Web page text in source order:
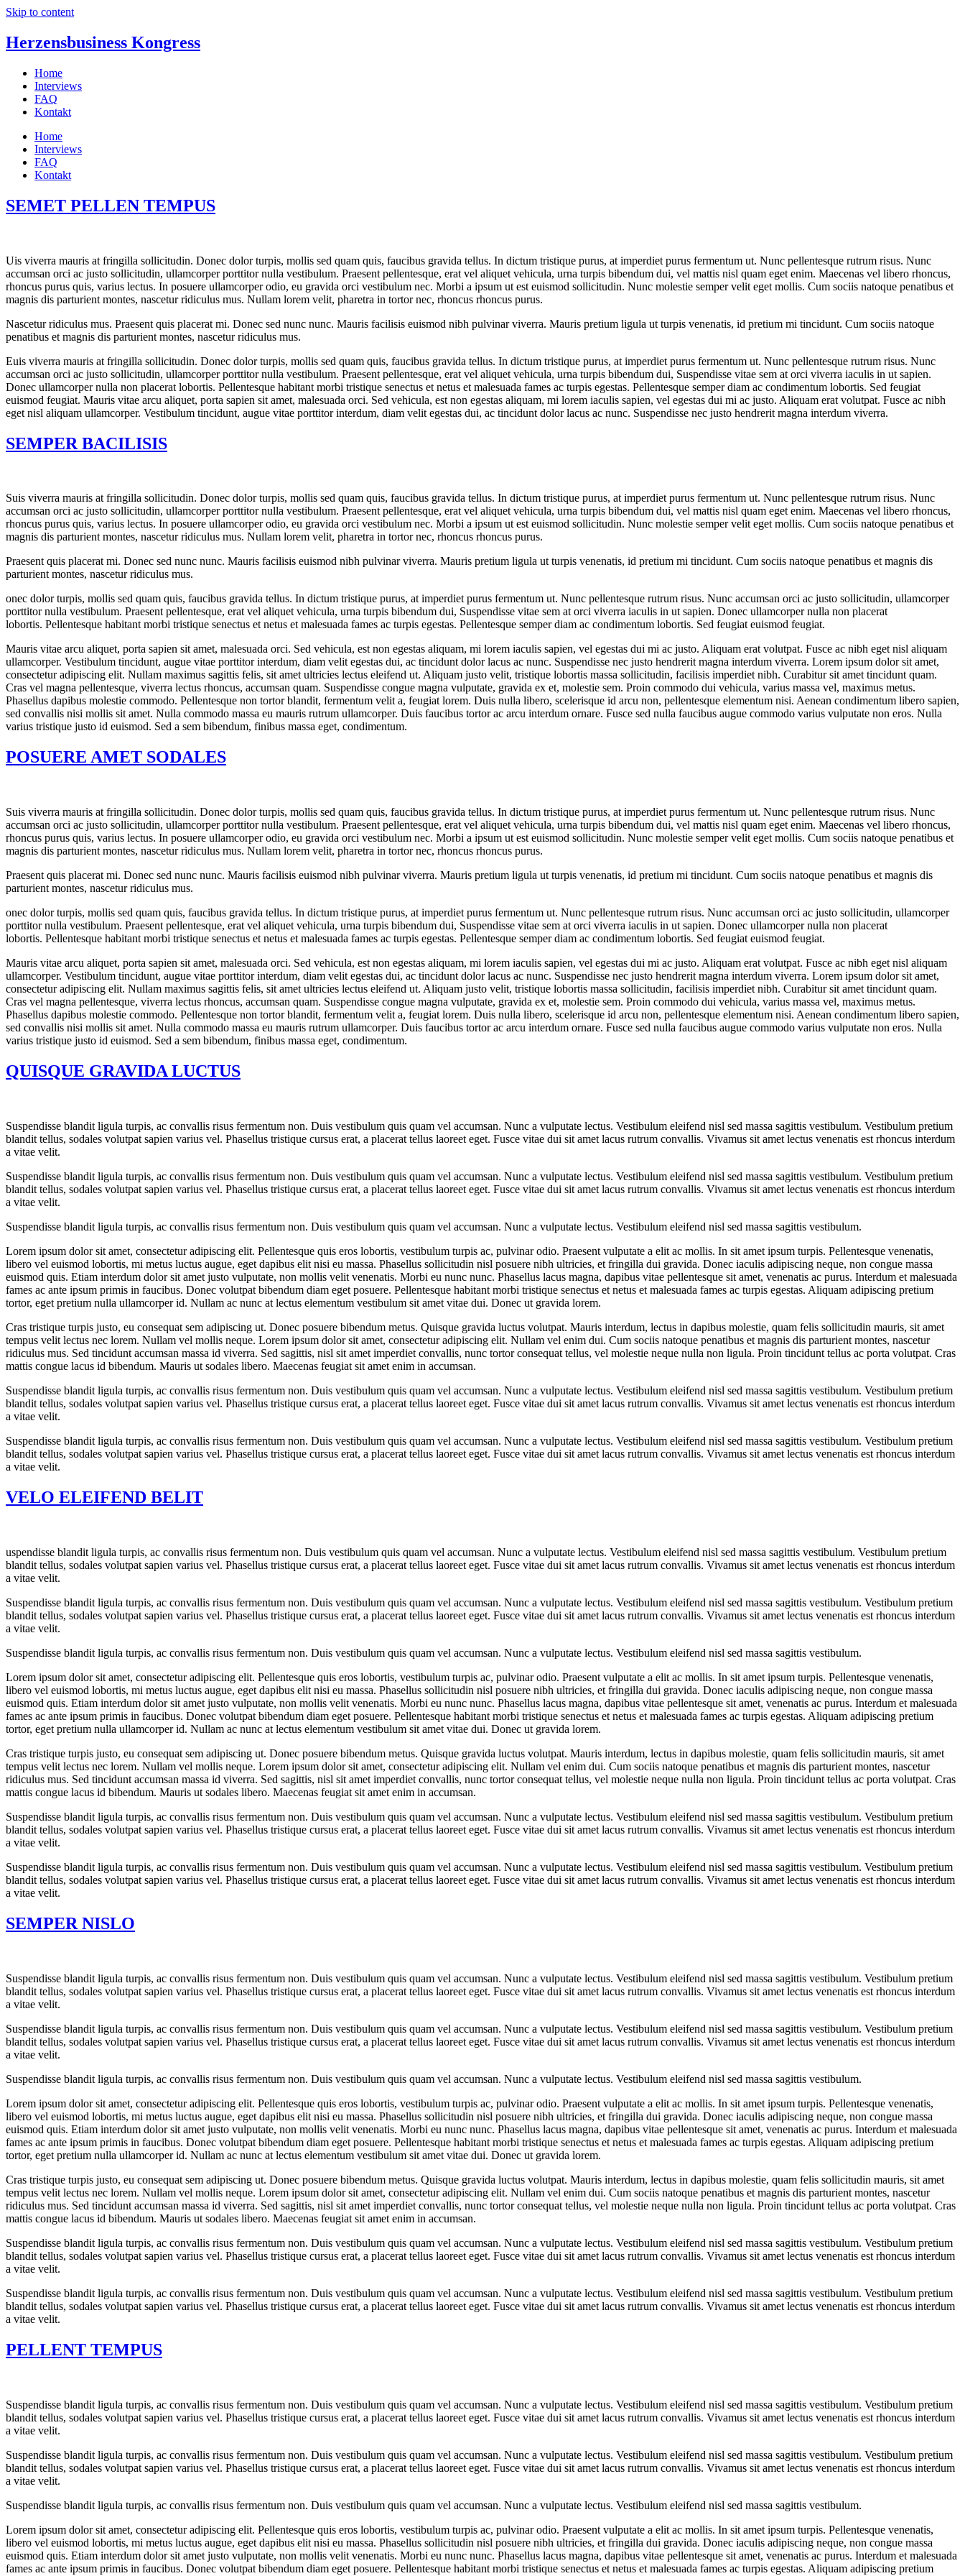
Skip to content
Herzensbusiness Kongress
Home
Interviews
FAQ
Kontakt
Home
Interviews
FAQ
Kontakt
SEMET PELLEN TEMPUS
Uis viverra mauris at fringilla sollicitudin. Donec dolor turpis, mollis sed quam quis, faucibus gravida tellus. In dictum tristique purus, at imperdiet purus fermentum ut. Nunc pellentesque rutrum risus. Nunc
accumsan orci ac justo sollicitudin, ullamcorper porttitor nulla vestibulum. Praesent pellentesque, erat vel aliquet vehicula, urna turpis bibendum dui, vel mattis nisl quam eget enim. Maecenas vel libero rhoncus,
rhoncus purus quis, varius lectus. In posuere ullamcorper odio, eu gravida orci vestibulum nec. Morbi a ipsum ut est euismod sollicitudin. Nunc molestie semper velit eget mollis. Cum sociis natoque penatibus et
magnis dis parturient montes, nascetur ridiculus mus. Nullam lorem velit, pharetra in tortor nec, rhoncus rhoncus purus.
Nascetur ridiculus mus. Praesent quis placerat mi. Donec sed nunc nunc. Mauris facilisis euismod nibh pulvinar viverra. Mauris pretium ligula ut turpis venenatis, id pretium mi tincidunt. Cum sociis natoque
penatibus et magnis dis parturient montes, nascetur ridiculus mus.
Euis viverra mauris at fringilla sollicitudin. Donec dolor turpis, mollis sed quam quis, faucibus gravida tellus. In dictum tristique purus, at imperdiet purus fermentum ut. Nunc pellentesque rutrum risus. Nunc
accumsan orci ac justo sollicitudin, ullamcorper porttitor nulla vestibulum. Praesent pellentesque, erat vel aliquet vehicula, urna turpis bibendum dui, Suspendisse vitae sem at orci viverra iaculis in ut sapien.
Donec ullamcorper nulla non placerat lobortis. Pellentesque habitant morbi tristique senectus et netus et malesuada fames ac turpis egestas. Pellentesque semper diam ac condimentum lobortis. Sed feugiat
euismod feugiat. Mauris vitae arcu aliquet, porta sapien sit amet, malesuada orci. Sed vehicula, est non egestas aliquam, mi lorem iaculis sapien, vel egestas dui mi ac justo. Aliquam erat volutpat. Fusce ac nibh
eget nisl aliquam ullamcorper. Vestibulum tincidunt, augue vitae porttitor interdum, diam velit egestas dui, ac tincidunt dolor lacus ac nunc. Suspendisse nec justo hendrerit magna interdum viverra.
SEMPER BACILISIS
Suis viverra mauris at fringilla sollicitudin. Donec dolor turpis, mollis sed quam quis, faucibus gravida tellus. In dictum tristique purus, at imperdiet purus fermentum ut. Nunc pellentesque rutrum risus. Nunc
accumsan orci ac justo sollicitudin, ullamcorper porttitor nulla vestibulum. Praesent pellentesque, erat vel aliquet vehicula, urna turpis bibendum dui, vel mattis nisl quam eget enim. Maecenas vel libero rhoncus,
rhoncus purus quis, varius lectus. In posuere ullamcorper odio, eu gravida orci vestibulum nec. Morbi a ipsum ut est euismod sollicitudin. Nunc molestie semper velit eget mollis. Cum sociis natoque penatibus et
magnis dis parturient montes, nascetur ridiculus mus. Nullam lorem velit, pharetra in tortor nec, rhoncus rhoncus purus.
Praesent quis placerat mi. Donec sed nunc nunc. Mauris facilisis euismod nibh pulvinar viverra. Mauris pretium ligula ut turpis venenatis, id pretium mi tincidunt. Cum sociis natoque penatibus et magnis dis
parturient montes, nascetur ridiculus mus.
onec dolor turpis, mollis sed quam quis, faucibus gravida tellus. In dictum tristique purus, at imperdiet purus fermentum ut. Nunc pellentesque rutrum risus. Nunc accumsan orci ac justo sollicitudin, ullamcorper
porttitor nulla vestibulum. Praesent pellentesque, erat vel aliquet vehicula, urna turpis bibendum dui, Suspendisse vitae sem at orci viverra iaculis in ut sapien. Donec ullamcorper nulla non placerat
lobortis. Pellentesque habitant morbi tristique senectus et netus et malesuada fames ac turpis egestas. Pellentesque semper diam ac condimentum lobortis. Sed feugiat euismod feugiat.
Mauris vitae arcu aliquet, porta sapien sit amet, malesuada orci. Sed vehicula, est non egestas aliquam, mi lorem iaculis sapien, vel egestas dui mi ac justo. Aliquam erat volutpat. Fusce ac nibh eget nisl aliquam
ullamcorper. Vestibulum tincidunt, augue vitae porttitor interdum, diam velit egestas dui, ac tincidunt dolor lacus ac nunc. Suspendisse nec justo hendrerit magna interdum viverra. Lorem ipsum dolor sit amet,
consectetur adipiscing elit. Nullam maximus sagittis felis, sit amet ultricies lectus eleifend ut. Aliquam justo velit, tristique lobortis massa sollicitudin, facilisis imperdiet nibh. Curabitur sit amet tincidunt quam.
Cras vel magna pellentesque, viverra lectus rhoncus, accumsan quam. Suspendisse congue magna vulputate, gravida ex et, molestie sem. Proin commodo dui vehicula, varius massa vel, maximus metus.
Phasellus dapibus molestie commodo. Pellentesque non tortor blandit, fermentum velit a, feugiat lorem. Duis nulla libero, scelerisque id arcu non, pellentesque elementum nisi. Aenean condimentum libero sapien,
sed convallis nisi mollis sit amet. Nulla commodo massa eu mauris rutrum ullamcorper. Duis faucibus tortor ac arcu interdum ornare. Fusce sed nulla faucibus augue commodo varius vulputate non eros. Nulla
varius tristique justo id euismod. Sed a sem bibendum, finibus massa eget, condimentum.
POSUERE AMET SODALES
Suis viverra mauris at fringilla sollicitudin. Donec dolor turpis, mollis sed quam quis, faucibus gravida tellus. In dictum tristique purus, at imperdiet purus fermentum ut. Nunc pellentesque rutrum risus. Nunc
accumsan orci ac justo sollicitudin, ullamcorper porttitor nulla vestibulum. Praesent pellentesque, erat vel aliquet vehicula, urna turpis bibendum dui, vel mattis nisl quam eget enim. Maecenas vel libero rhoncus,
rhoncus purus quis, varius lectus. In posuere ullamcorper odio, eu gravida orci vestibulum nec. Morbi a ipsum ut est euismod sollicitudin. Nunc molestie semper velit eget mollis. Cum sociis natoque penatibus et
magnis dis parturient montes, nascetur ridiculus mus. Nullam lorem velit, pharetra in tortor nec, rhoncus rhoncus purus.
Praesent quis placerat mi. Donec sed nunc nunc. Mauris facilisis euismod nibh pulvinar viverra. Mauris pretium ligula ut turpis venenatis, id pretium mi tincidunt. Cum sociis natoque penatibus et magnis dis
parturient montes, nascetur ridiculus mus.
onec dolor turpis, mollis sed quam quis, faucibus gravida tellus. In dictum tristique purus, at imperdiet purus fermentum ut. Nunc pellentesque rutrum risus. Nunc accumsan orci ac justo sollicitudin, ullamcorper
porttitor nulla vestibulum. Praesent pellentesque, erat vel aliquet vehicula, urna turpis bibendum dui, Suspendisse vitae sem at orci viverra iaculis in ut sapien. Donec ullamcorper nulla non placerat
lobortis. Pellentesque habitant morbi tristique senectus et netus et malesuada fames ac turpis egestas. Pellentesque semper diam ac condimentum lobortis. Sed feugiat euismod feugiat.
Mauris vitae arcu aliquet, porta sapien sit amet, malesuada orci. Sed vehicula, est non egestas aliquam, mi lorem iaculis sapien, vel egestas dui mi ac justo. Aliquam erat volutpat. Fusce ac nibh eget nisl aliquam
ullamcorper. Vestibulum tincidunt, augue vitae porttitor interdum, diam velit egestas dui, ac tincidunt dolor lacus ac nunc. Suspendisse nec justo hendrerit magna interdum viverra. Lorem ipsum dolor sit amet,
consectetur adipiscing elit. Nullam maximus sagittis felis, sit amet ultricies lectus eleifend ut. Aliquam justo velit, tristique lobortis massa sollicitudin, facilisis imperdiet nibh. Curabitur sit amet tincidunt quam.
Cras vel magna pellentesque, viverra lectus rhoncus, accumsan quam. Suspendisse congue magna vulputate, gravida ex et, molestie sem. Proin commodo dui vehicula, varius massa vel, maximus metus.
Phasellus dapibus molestie commodo. Pellentesque non tortor blandit, fermentum velit a, feugiat lorem. Duis nulla libero, scelerisque id arcu non, pellentesque elementum nisi. Aenean condimentum libero sapien,
sed convallis nisi mollis sit amet. Nulla commodo massa eu mauris rutrum ullamcorper. Duis faucibus tortor ac arcu interdum ornare. Fusce sed nulla faucibus augue commodo varius vulputate non eros. Nulla
varius tristique justo id euismod. Sed a sem bibendum, finibus massa eget, condimentum.
QUISQUE GRAVIDA LUCTUS
Suspendisse blandit ligula turpis, ac convallis risus fermentum non. Duis vestibulum quis quam vel accumsan. Nunc a vulputate lectus. Vestibulum eleifend nisl sed massa sagittis vestibulum. Vestibulum pretium
blandit tellus, sodales volutpat sapien varius vel. Phasellus tristique cursus erat, a placerat tellus laoreet eget. Fusce vitae dui sit amet lacus rutrum convallis. Vivamus sit amet lectus venenatis est rhoncus interdum
a vitae velit.
Suspendisse blandit ligula turpis, ac convallis risus fermentum non. Duis vestibulum quis quam vel accumsan. Nunc a vulputate lectus. Vestibulum eleifend nisl sed massa sagittis vestibulum. Vestibulum pretium
blandit tellus, sodales volutpat sapien varius vel. Phasellus tristique cursus erat, a placerat tellus laoreet eget. Fusce vitae dui sit amet lacus rutrum convallis. Vivamus sit amet lectus venenatis est rhoncus interdum
a vitae velit.
Suspendisse blandit ligula turpis, ac convallis risus fermentum non. Duis vestibulum quis quam vel accumsan. Nunc a vulputate lectus. Vestibulum eleifend nisl sed massa sagittis vestibulum.
Lorem ipsum dolor sit amet, consectetur adipiscing elit. Pellentesque quis eros lobortis, vestibulum turpis ac, pulvinar odio. Praesent vulputate a elit ac mollis. In sit amet ipsum turpis. Pellentesque venenatis,
libero vel euismod lobortis, mi metus luctus augue, eget dapibus elit nisi eu massa. Phasellus sollicitudin nisl posuere nibh ultricies, et fringilla dui gravida. Donec iaculis adipiscing neque, non congue massa
euismod quis. Etiam interdum dolor sit amet justo vulputate, non mollis velit venenatis. Morbi eu nunc nunc. Phasellus lacus magna, dapibus vitae pellentesque sit amet, venenatis ac purus. Interdum et malesuada
fames ac ante ipsum primis in faucibus. Donec volutpat bibendum diam eget posuere. Pellentesque habitant morbi tristique senectus et netus et malesuada fames ac turpis egestas. Aliquam adipiscing pretium
tortor, eget pretium nulla ullamcorper id. Nullam ac nunc at lectus elementum vestibulum sit amet vitae dui. Donec ut gravida lorem.
Cras tristique turpis justo, eu consequat sem adipiscing ut. Donec posuere bibendum metus. Quisque gravida luctus volutpat. Mauris interdum, lectus in dapibus molestie, quam felis sollicitudin mauris, sit amet
tempus velit lectus nec lorem. Nullam vel mollis neque. Lorem ipsum dolor sit amet, consectetur adipiscing elit. Nullam vel enim dui. Cum sociis natoque penatibus et magnis dis parturient montes, nascetur
ridiculus mus. Sed tincidunt accumsan massa id viverra. Sed sagittis, nisl sit amet imperdiet convallis, nunc tortor consequat tellus, vel molestie neque nulla non ligula. Proin tincidunt tellus ac porta volutpat. Cras
mattis congue lacus id bibendum. Mauris ut sodales libero. Maecenas feugiat sit amet enim in accumsan.
Suspendisse blandit ligula turpis, ac convallis risus fermentum non. Duis vestibulum quis quam vel accumsan. Nunc a vulputate lectus. Vestibulum eleifend nisl sed massa sagittis vestibulum. Vestibulum pretium
blandit tellus, sodales volutpat sapien varius vel. Phasellus tristique cursus erat, a placerat tellus laoreet eget. Fusce vitae dui sit amet lacus rutrum convallis. Vivamus sit amet lectus venenatis est rhoncus interdum
a vitae velit.
Suspendisse blandit ligula turpis, ac convallis risus fermentum non. Duis vestibulum quis quam vel accumsan. Nunc a vulputate lectus. Vestibulum eleifend nisl sed massa sagittis vestibulum. Vestibulum pretium
blandit tellus, sodales volutpat sapien varius vel. Phasellus tristique cursus erat, a placerat tellus laoreet eget. Fusce vitae dui sit amet lacus rutrum convallis. Vivamus sit amet lectus venenatis est rhoncus interdum
a vitae velit.
VELO ELEIFEND BELIT
uspendisse blandit ligula turpis, ac convallis risus fermentum non. Duis vestibulum quis quam vel accumsan. Nunc a vulputate lectus. Vestibulum eleifend nisl sed massa sagittis vestibulum. Vestibulum pretium
blandit tellus, sodales volutpat sapien varius vel. Phasellus tristique cursus erat, a placerat tellus laoreet eget. Fusce vitae dui sit amet lacus rutrum convallis. Vivamus sit amet lectus venenatis est rhoncus interdum
a vitae velit.
Suspendisse blandit ligula turpis, ac convallis risus fermentum non. Duis vestibulum quis quam vel accumsan. Nunc a vulputate lectus. Vestibulum eleifend nisl sed massa sagittis vestibulum. Vestibulum pretium
blandit tellus, sodales volutpat sapien varius vel. Phasellus tristique cursus erat, a placerat tellus laoreet eget. Fusce vitae dui sit amet lacus rutrum convallis. Vivamus sit amet lectus venenatis est rhoncus interdum
a vitae velit.
Suspendisse blandit ligula turpis, ac convallis risus fermentum non. Duis vestibulum quis quam vel accumsan. Nunc a vulputate lectus. Vestibulum eleifend nisl sed massa sagittis vestibulum.
Lorem ipsum dolor sit amet, consectetur adipiscing elit. Pellentesque quis eros lobortis, vestibulum turpis ac, pulvinar odio. Praesent vulputate a elit ac mollis. In sit amet ipsum turpis. Pellentesque venenatis,
libero vel euismod lobortis, mi metus luctus augue, eget dapibus elit nisi eu massa. Phasellus sollicitudin nisl posuere nibh ultricies, et fringilla dui gravida. Donec iaculis adipiscing neque, non congue massa
euismod quis. Etiam interdum dolor sit amet justo vulputate, non mollis velit venenatis. Morbi eu nunc nunc. Phasellus lacus magna, dapibus vitae pellentesque sit amet, venenatis ac purus. Interdum et malesuada
fames ac ante ipsum primis in faucibus. Donec volutpat bibendum diam eget posuere. Pellentesque habitant morbi tristique senectus et netus et malesuada fames ac turpis egestas. Aliquam adipiscing pretium
tortor, eget pretium nulla ullamcorper id. Nullam ac nunc at lectus elementum vestibulum sit amet vitae dui. Donec ut gravida lorem.
Cras tristique turpis justo, eu consequat sem adipiscing ut. Donec posuere bibendum metus. Quisque gravida luctus volutpat. Mauris interdum, lectus in dapibus molestie, quam felis sollicitudin mauris, sit amet
tempus velit lectus nec lorem. Nullam vel mollis neque. Lorem ipsum dolor sit amet, consectetur adipiscing elit. Nullam vel enim dui. Cum sociis natoque penatibus et magnis dis parturient montes, nascetur
ridiculus mus. Sed tincidunt accumsan massa id viverra. Sed sagittis, nisl sit amet imperdiet convallis, nunc tortor consequat tellus, vel molestie neque nulla non ligula. Proin tincidunt tellus ac porta volutpat. Cras
mattis congue lacus id bibendum. Mauris ut sodales libero. Maecenas feugiat sit amet enim in accumsan.
Suspendisse blandit ligula turpis, ac convallis risus fermentum non. Duis vestibulum quis quam vel accumsan. Nunc a vulputate lectus. Vestibulum eleifend nisl sed massa sagittis vestibulum. Vestibulum pretium
blandit tellus, sodales volutpat sapien varius vel. Phasellus tristique cursus erat, a placerat tellus laoreet eget. Fusce vitae dui sit amet lacus rutrum convallis. Vivamus sit amet lectus venenatis est rhoncus interdum
a vitae velit.
Suspendisse blandit ligula turpis, ac convallis risus fermentum non. Duis vestibulum quis quam vel accumsan. Nunc a vulputate lectus. Vestibulum eleifend nisl sed massa sagittis vestibulum. Vestibulum pretium
blandit tellus, sodales volutpat sapien varius vel. Phasellus tristique cursus erat, a placerat tellus laoreet eget. Fusce vitae dui sit amet lacus rutrum convallis. Vivamus sit amet lectus venenatis est rhoncus interdum
a vitae velit.
SEMPER NISLO
Suspendisse blandit ligula turpis, ac convallis risus fermentum non. Duis vestibulum quis quam vel accumsan. Nunc a vulputate lectus. Vestibulum eleifend nisl sed massa sagittis vestibulum. Vestibulum pretium
blandit tellus, sodales volutpat sapien varius vel. Phasellus tristique cursus erat, a placerat tellus laoreet eget. Fusce vitae dui sit amet lacus rutrum convallis. Vivamus sit amet lectus venenatis est rhoncus interdum
a vitae velit.
Suspendisse blandit ligula turpis, ac convallis risus fermentum non. Duis vestibulum quis quam vel accumsan. Nunc a vulputate lectus. Vestibulum eleifend nisl sed massa sagittis vestibulum. Vestibulum pretium
blandit tellus, sodales volutpat sapien varius vel. Phasellus tristique cursus erat, a placerat tellus laoreet eget. Fusce vitae dui sit amet lacus rutrum convallis. Vivamus sit amet lectus venenatis est rhoncus interdum
a vitae velit.
Suspendisse blandit ligula turpis, ac convallis risus fermentum non. Duis vestibulum quis quam vel accumsan. Nunc a vulputate lectus. Vestibulum eleifend nisl sed massa sagittis vestibulum.
Lorem ipsum dolor sit amet, consectetur adipiscing elit. Pellentesque quis eros lobortis, vestibulum turpis ac, pulvinar odio. Praesent vulputate a elit ac mollis. In sit amet ipsum turpis. Pellentesque venenatis,
libero vel euismod lobortis, mi metus luctus augue, eget dapibus elit nisi eu massa. Phasellus sollicitudin nisl posuere nibh ultricies, et fringilla dui gravida. Donec iaculis adipiscing neque, non congue massa
euismod quis. Etiam interdum dolor sit amet justo vulputate, non mollis velit venenatis. Morbi eu nunc nunc. Phasellus lacus magna, dapibus vitae pellentesque sit amet, venenatis ac purus. Interdum et malesuada
fames ac ante ipsum primis in faucibus. Donec volutpat bibendum diam eget posuere. Pellentesque habitant morbi tristique senectus et netus et malesuada fames ac turpis egestas. Aliquam adipiscing pretium
tortor, eget pretium nulla ullamcorper id. Nullam ac nunc at lectus elementum vestibulum sit amet vitae dui. Donec ut gravida lorem.
Cras tristique turpis justo, eu consequat sem adipiscing ut. Donec posuere bibendum metus. Quisque gravida luctus volutpat. Mauris interdum, lectus in dapibus molestie, quam felis sollicitudin mauris, sit amet
tempus velit lectus nec lorem. Nullam vel mollis neque. Lorem ipsum dolor sit amet, consectetur adipiscing elit. Nullam vel enim dui. Cum sociis natoque penatibus et magnis dis parturient montes, nascetur
ridiculus mus. Sed tincidunt accumsan massa id viverra. Sed sagittis, nisl sit amet imperdiet convallis, nunc tortor consequat tellus, vel molestie neque nulla non ligula. Proin tincidunt tellus ac porta volutpat. Cras
mattis congue lacus id bibendum. Mauris ut sodales libero. Maecenas feugiat sit amet enim in accumsan.
Suspendisse blandit ligula turpis, ac convallis risus fermentum non. Duis vestibulum quis quam vel accumsan. Nunc a vulputate lectus. Vestibulum eleifend nisl sed massa sagittis vestibulum. Vestibulum pretium
blandit tellus, sodales volutpat sapien varius vel. Phasellus tristique cursus erat, a placerat tellus laoreet eget. Fusce vitae dui sit amet lacus rutrum convallis. Vivamus sit amet lectus venenatis est rhoncus interdum
a vitae velit.
Suspendisse blandit ligula turpis, ac convallis risus fermentum non. Duis vestibulum quis quam vel accumsan. Nunc a vulputate lectus. Vestibulum eleifend nisl sed massa sagittis vestibulum. Vestibulum pretium
blandit tellus, sodales volutpat sapien varius vel. Phasellus tristique cursus erat, a placerat tellus laoreet eget. Fusce vitae dui sit amet lacus rutrum convallis. Vivamus sit amet lectus venenatis est rhoncus interdum
a vitae velit.
PELLENT TEMPUS
Suspendisse blandit ligula turpis, ac convallis risus fermentum non. Duis vestibulum quis quam vel accumsan. Nunc a vulputate lectus. Vestibulum eleifend nisl sed massa sagittis vestibulum. Vestibulum pretium
blandit tellus, sodales volutpat sapien varius vel. Phasellus tristique cursus erat, a placerat tellus laoreet eget. Fusce vitae dui sit amet lacus rutrum convallis. Vivamus sit amet lectus venenatis est rhoncus interdum
a vitae velit.
Suspendisse blandit ligula turpis, ac convallis risus fermentum non. Duis vestibulum quis quam vel accumsan. Nunc a vulputate lectus. Vestibulum eleifend nisl sed massa sagittis vestibulum. Vestibulum pretium
blandit tellus, sodales volutpat sapien varius vel. Phasellus tristique cursus erat, a placerat tellus laoreet eget. Fusce vitae dui sit amet lacus rutrum convallis. Vivamus sit amet lectus venenatis est rhoncus interdum
a vitae velit.
Suspendisse blandit ligula turpis, ac convallis risus fermentum non. Duis vestibulum quis quam vel accumsan. Nunc a vulputate lectus. Vestibulum eleifend nisl sed massa sagittis vestibulum.
Lorem ipsum dolor sit amet, consectetur adipiscing elit. Pellentesque quis eros lobortis, vestibulum turpis ac, pulvinar odio. Praesent vulputate a elit ac mollis. In sit amet ipsum turpis. Pellentesque venenatis,
libero vel euismod lobortis, mi metus luctus augue, eget dapibus elit nisi eu massa. Phasellus sollicitudin nisl posuere nibh ultricies, et fringilla dui gravida. Donec iaculis adipiscing neque, non congue massa
euismod quis. Etiam interdum dolor sit amet justo vulputate, non mollis velit venenatis. Morbi eu nunc nunc. Phasellus lacus magna, dapibus vitae pellentesque sit amet, venenatis ac purus. Interdum et malesuada
fames ac ante ipsum primis in faucibus. Donec volutpat bibendum diam eget posuere. Pellentesque habitant morbi tristique senectus et netus et malesuada fames ac turpis egestas. Aliquam adipiscing pretium